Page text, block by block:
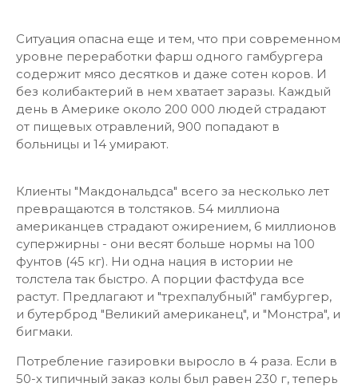
Ситуация опасна еще и тем, что при современном
уровне переработки фарш одного гамбургера
содержит мясо десятков и даже сотен коров. И
без колибактерий в нем хватает заразы. Каждый
день в Америке около 200 000 людей страдают
от пищевых отравлений, 900 попадают в
больницы и 14 умирают.
Клиенты "Макдональдса" всего за несколько лет
превращаются в толстяков. 54 миллиона
американцев страдают ожирением, 6 миллионов
супержирны - они весят больше нормы на 100
фунтов (45 кг). Ни одна нация в истории не
толстела так быстро. А порции фастфуда все
растут. Предлагают и "трехпалубный" гамбургер,
и бутерброд "Великий американец", и "Монстра", и
бигмаки.
Потребление газировки выросло в 4 раза. Если в
50-х типичный заказ колы был равен 230 г, теперь